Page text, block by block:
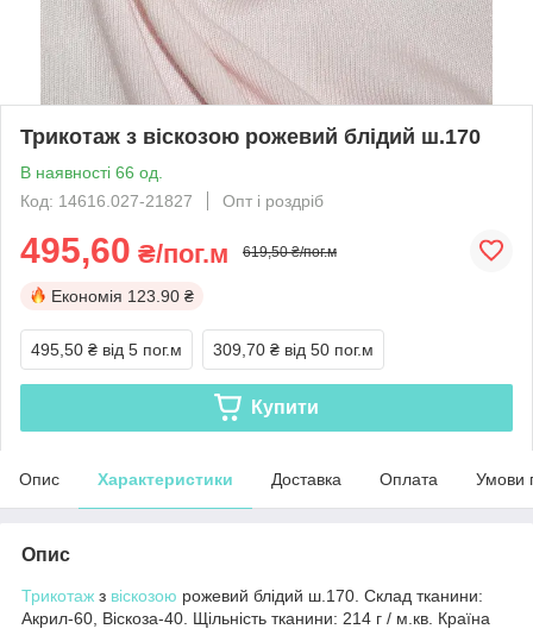
Трикотаж з віскозою рожевий блідий ш.170
В наявності 66 од.
Код: 14616.027-21827
Опт і роздріб
495,60 ₴/пог.м 619,50 ₴/пог.м
Економія 123.90 ₴
495,50 ₴ від 5 пог.м 309,70 ₴ від 50 пог.м
Купити
Опис Характеристики Доставка Оплата Умови
Опис
Трикотаж з віскозою рожевий блідий ш.170. Склад тканини:
Акрил-60, Віскоза-40. Щільність тканини: 214 г / м.кв. Країна